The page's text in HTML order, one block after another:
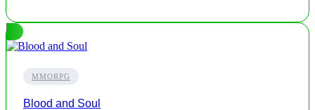
MMORPG
Blood and Soul